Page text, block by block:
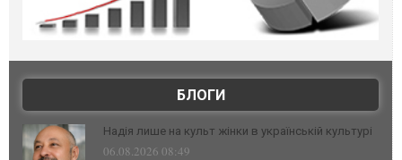
БЛОГИ
Надія лише на культ жінки в українській культурі
06.08.2026 08:49